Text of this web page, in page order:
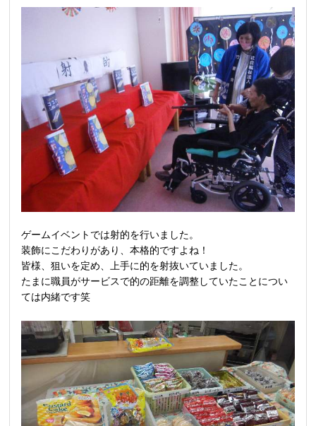
ゲームイベントでは射的を行いました。
装飾にこだわりがあり、本格的ですよね！
皆様、狙いを定め、上手に的を射抜いていました。
たまに職員がサービスで的の距離を調整していたことについ
ては内緒です笑